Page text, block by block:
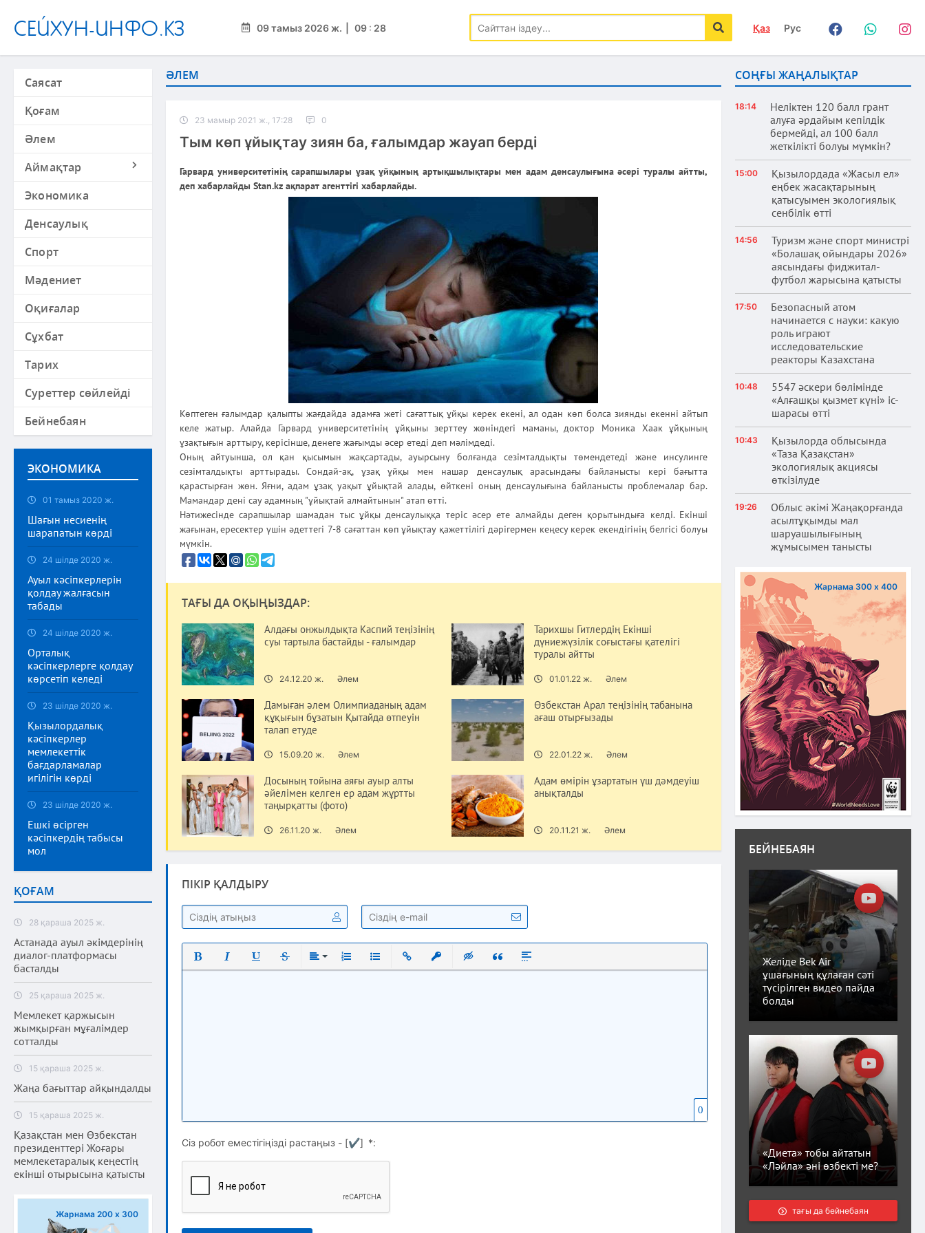
СЕЙХУН-ИНФО.КЗ 09 тамыз 2026 ж. 09 : 28
іздеу
Қаз
Рус
Саясат
Қоғам
Әлем
Аймақтар
Экономика
Денсаулық
Спорт
Мәдениет
Оқиғалар
Сұхбат
Тарих
Суреттер сөйлейді
Бейнебаян
ЭКОНОМИКА
01 тамыз 2020 ж.
Шағын несиенің
шарапатын көрді
24 шілде 2020 ж.
Ауыл кәсіпкерлерін
қолдау жалғасын
табады
24 шілде 2020 ж.
Орталық
кәсіпкерлерге қолдау
көрсетіп келеді
23 шілде 2020 ж.
Қызылордалық
кәсіпкерлер
мемлекеттік
бағдарламалар
игілігін көрді
23 шілде 2020 ж.
Ешкі өсірген
кәсіпкердің табысы
мол
ҚОҒАМ
28 қараша 2025 ж.
Астанада ауыл әкімдерінің
диалог-платформасы
басталды
25 қараша 2025 ж.
Мемлекет қаржысын
жымқырған мұғалімдер
сотталды
15 қараша 2025 ж.
Жаңа бағыттар айқындалды
15 қараша 2025 ж.
Қазақстан мен Өзбекстан
президенттері Жоғары
мемлекетаралық кеңестің
екінші отырысына қатысты
Жарнама 200 х 300
ӘЛЕМ
23 мамыр 2021 ж., 17:28 0
Тым көп ұйықтау зиян ба, ғалымдар жауап берді
Гарвард университетінің сарапшылары ұзақ ұйқының артықшылықтары мен адам денсаулығына әсері туралы айтты,
деп хабарлайды Stan.kz ақпарат агенттігі хабарлайды.
Көптеген ғалымдар қалыпты жағдайда адамға жеті сағаттық ұйқы керек екені, ал одан көп болса зиянды екенні айтып
келе жатыр. Алайда Гарвард университетінің ұйқыны зерттеу жөніндегі маманы, доктор Моника Хаак ұйқының
ұзақтығын арттыру, керісінше, денеге жағымды әсер етеді деп мәлімдеді.
Оның айтуынша, ол қан қысымын жақсартады, ауырсыну болғанда сезімталдықты төмендетеді және инсулинге
сезімталдықты арттырады. Сондай-ақ, ұзақ ұйқы мен нашар денсаулық арасындағы байланысты кері бағытта
қарастырған жөн. Яғни, адам ұзақ уақыт ұйықтай алады, өйткені оның денсаулығына байланысты проблемалар бар.
Мамандар дені сау адамның "ұйықтай алмайтынын" атап өтті.
Нәтижесінде сарапшылар шамадан тыс ұйқы денсаулыққа теріс әсер ете алмайды деген қорытындыға келді. Екінші
жағынан, ересектер үшін әдеттегі 7-8 сағаттан көп ұйықтау қажеттілігі дәрігермен кеңесу керек екендігінің белгісі болуы
мүмкін.
ТАҒЫ ДА ОҚЫҢЫЗДАР:
Алдағы онжылдықта Каспий теңізінің
суы тартыла бастайды - ғалымдар
24.12.20 ж. Әлем
Тарихшы Гитлердің Екінші
дүниежүзілік соғыстағы қателігі
туралы айтты
01.01.22 ж. Әлем
Дамыған әлем Олимпиаданың адам
құқығын бұзатын Қытайда өтпеуін
талап етуде
15.09.20 ж. Әлем
Өзбекстан Арал теңізінің табанына
ағаш отырғызады
22.01.22 ж. Әлем
Досының тойына аяғы ауыр алты
әйелімен келген ер адам жұртты
таңырқатты (фото)
26.11.20 ж. Әлем
Адам өмірін ұзартатын үш дәмдеуіш
анықталды
20.11.21 ж. Әлем
ПІКІР ҚАЛДЫРУ
Полужирный
КурсивПодчеркнутый
ЗачеркнутыйВыравнивание
Нумерованный список
Маркированный список
Вставить ссылку
Вставить защищенную ссылку
Вставка скрытого текста
Вставка цитаты
Вставка спойлера
0
Сіз робот еместігіңізді растаңыз - [✔] *:
СОҢҒЫ ЖАҢАЛЫҚТАР
18:14
Неліктен 120 балл грант
алуға әрдайым кепілдік
бермейді, ал 100 балл
жеткілікті болуы мүмкін?
15:00
Қызылордада «Жасыл ел»
еңбек жасақтарының
қатысуымен экологиялық
сенбілік өтті
14:56
Туризм және спорт министрі
«Болашақ ойындары 2026»
аясындағы фиджитал-
футбол жарысына қатысты
17:50
Безопасный атом
начинается с науки: какую
роль играют
исследовательские
реакторы Казахстана
10:48
5547 әскери бөлімінде
«Алғашқы қызмет күні» іс-
шарасы өтті
10:43
Қызылорда облысында
«Таза Қазақстан»
экологиялық акциясы
өткізілуде
19:26
Облыс әкімі Жаңақорғанда
асылтұқымды мал
шаруашылығының
жұмысымен танысты
Жарнама 300 х 400
БЕЙНЕБАЯН
Желіде Bek Air
ұшағының құлаған сәті
түсірілген видео пайда
болды
«Диета» тобы айтатын
«Ләйла» әні өзбекті ме?
тағы да бейнебаян